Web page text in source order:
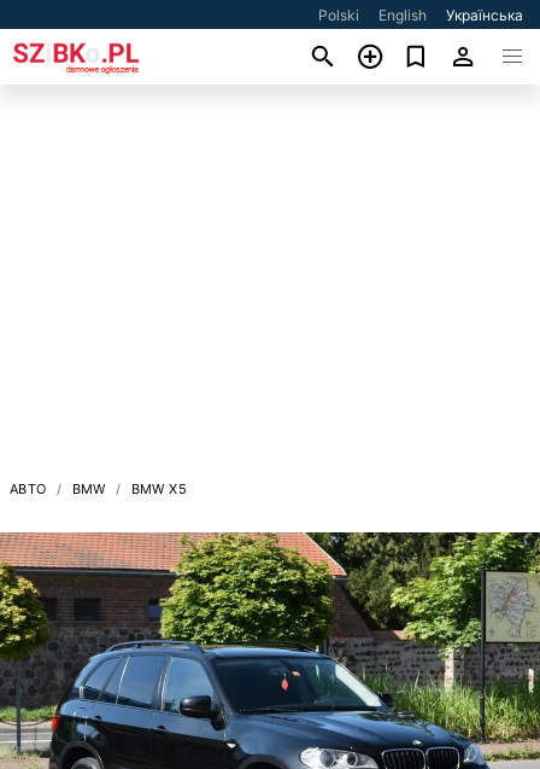
Polski English Українська
АВТО BMW BMW X5